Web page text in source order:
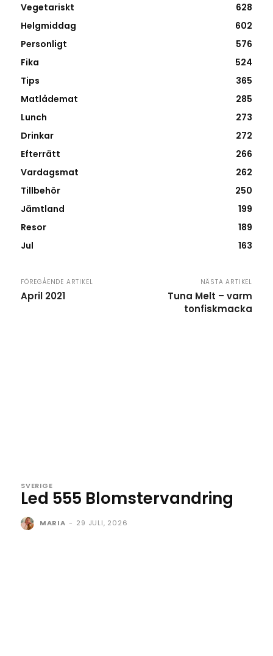
Vegetariskt
628
Helgmiddag
602
Personligt
576
Fika
524
Tips
365
Matlådemat
285
Lunch
273
Drinkar
272
Efterrätt
266
Vardagsmat
262
Tillbehör
250
Jämtland
199
Resor
189
Jul
163
FÖREGÅENDE ARTIKEL
April 2021
NÄSTA ARTIKEL
Tuna Melt – varm
tonfiskmacka
SVERIGE
Led 555 Blomstervandring
MARIA - 29 JULI, 2026